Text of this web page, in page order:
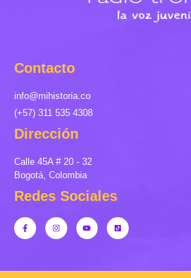
Contacto
info@mihistoria.co
(+57) 311 535 4308
Dirección
Calle 45A # 20 - 32
Bogotá, Colombia
Redes Sociales